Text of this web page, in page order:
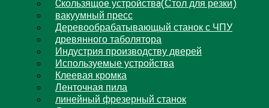
Cкользящoe устройствa(Стол для резки)
вакуумный пресс
Деревообрабатывающый станок с ЧПУ
древянного таболятора
Индустрия производству дверей
Используемые устройства
Клеевая кромка
Ленточная пила
линейный фрезерный станок